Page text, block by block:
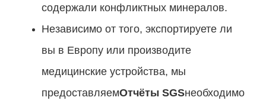
содержали конфликтных минералов.
Независимо от того, экспортируете ли
вы в Европу или производите
медицинские устройства, мы
предоставляемОтчёты SGSнеобходимо